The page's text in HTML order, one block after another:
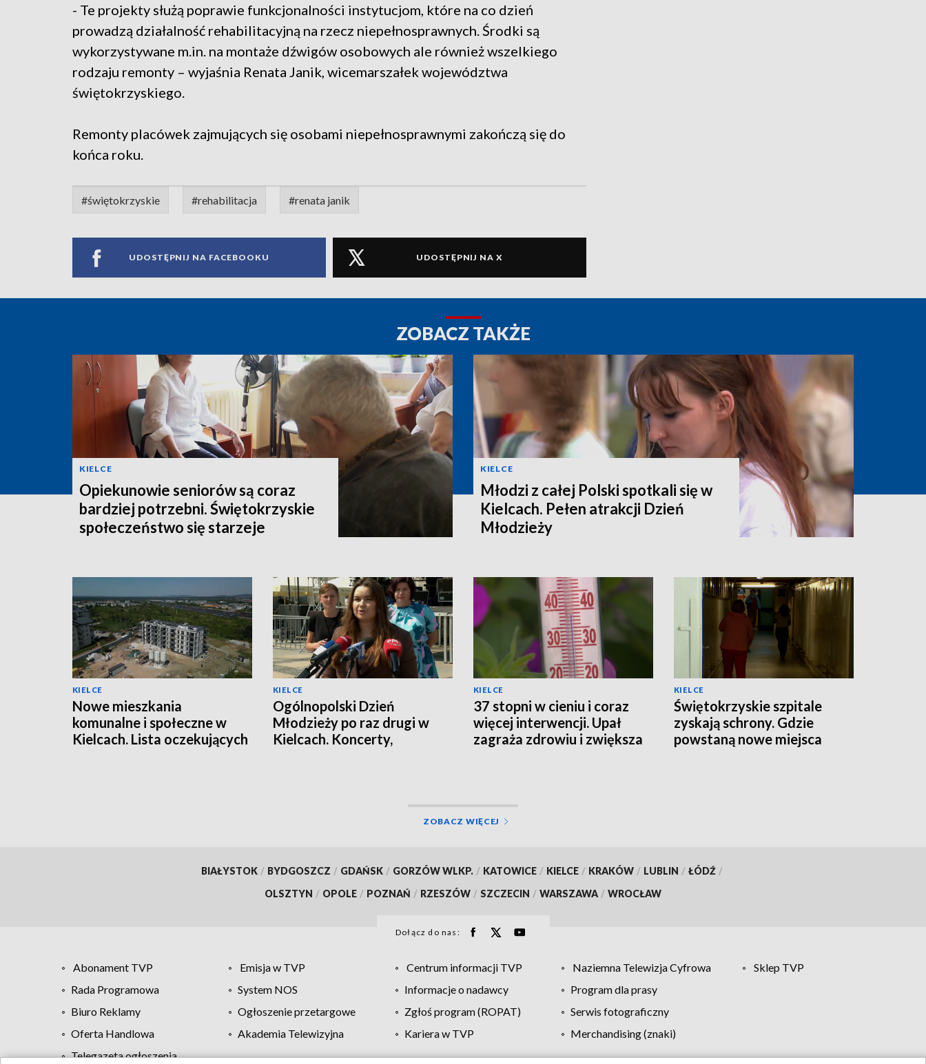
- Te projekty służą poprawie funkcjonalności instytucjom, które na co dzień
prowadzą działalność rehabilitacyjną na rzecz niepełnosprawnych. Środki są
wykorzystywane m.in. na montaże dźwigów osobowych ale również wszelkiego
rodzaju remonty – wyjaśnia Renata Janik, wicemarszałek województwa
świętokrzyskiego.
Remonty placówek zajmujących się osobami niepełnosprawnymi zakończą się do
końca roku.
#świętokrzyskie #rehabilitacja #renata janik
UDOSTĘPNIJ NA FACEBOOKU UDOSTĘPNIJ NA X
ZOBACZ TAKŻE
KIELCE
Opiekunowie seniorów są coraz
bardziej potrzebni. Świętokrzyskie
społeczeństwo się starzeje
KIELCE
Młodzi z całej Polski spotkali się w
Kielcach. Pełen atrakcji Dzień
Młodzieży
KIELCE
Nowe mieszkania
komunalne i społeczne w
Kielcach. Lista oczekujących
KIELCE
Ogólnopolski Dzień
Młodzieży po raz drugi w
Kielcach. Koncerty,
KIELCE
37 stopni w cieniu i coraz
więcej interwencji. Upał
zagraża zdrowiu i zwiększa
KIELCE
Świętokrzyskie szpitale
zyskają schrony. Gdzie
powstaną nowe miejsca
ZOBACZ WIĘCEJ
BIAŁYSTOK / BYDGOSZCZ / GDAŃSK / GORZÓW WLKP. / KATOWICE / KIELCE / KRAKÓW / LUBLIN / ŁÓDŹ /
OLSZTYN / OPOLE / POZNAŃ / RZESZÓW / SZCZECIN / WARSZAWA / WROCŁAW
Dołącz do nas:
Abonament TVP Emisja w TVP Centrum informacji TVP Naziemna Telewizja Cyfrowa
Sklep TVP
Rada Programowa
System NOS Informacje o nadawcy
Program dla prasy
Biuro Reklamy
Ogłoszenie przetargowe Zgłoś program (ROPAT)
Serwis fotograficzny
Oferta Handlowa
Akademia Telewizyjna Kariera w TVP
Merchandising (znaki)
Telegazeta ogłoszenia